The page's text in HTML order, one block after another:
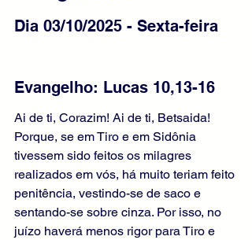
Dia 03/10/2025 - Sexta-feira
Evangelho: Lucas 10,13-16
Ai de ti, Corazim! Ai de ti, Betsaida!
Porque, se em Tiro e em Sidônia
tivessem sido feitos os milagres
realizados em vós, há muito teriam feito
penitência, vestindo-se de saco e
sentando-se sobre cinza. Por isso, no
juízo haverá menos rigor para Tiro e